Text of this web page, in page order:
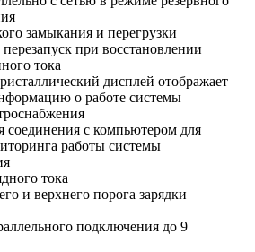
замыкания и перегрузки
при восстановлении
тока
дисплей отображает
о работе системы
соединения с компьютером для
работы системы
тока
и верхнего порога зарядки
подключения до 9